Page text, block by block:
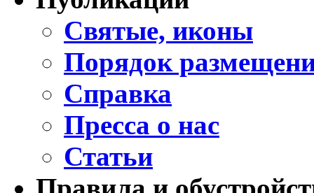
Святые, иконы
Порядок
Справка
Пресса о нас
Статьи